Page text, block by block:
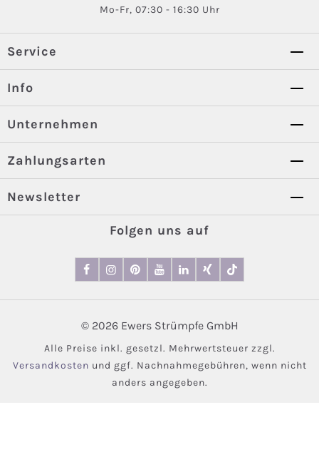
Mo-Fr, 07:30 - 16:30 Uhr
Service
Info
Unternehmen
Zahlungsarten
Newsletter
Folgen uns auf
© 2026 Ewers Strümpfe GmbH
Alle Preise inkl. gesetzl. Mehrwertsteuer zzgl.
Versandkosten und ggf. Nachnahmegebühren, wenn nicht
anders angegeben.